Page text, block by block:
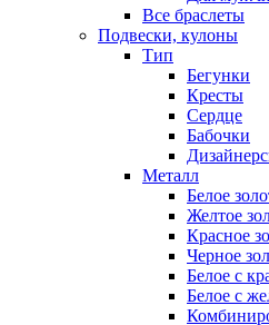
Все браслеты
Подвески, кулоны
Тип
Бегунки
Кресты
Сердце
Бабочки
Металл
Белое
Желтое
Красное
Черное
Белое с
Белое с